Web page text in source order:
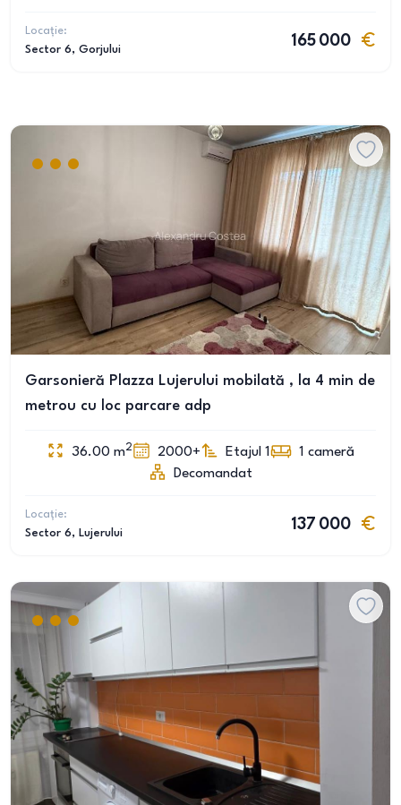
Locație:
Sector 6, Gorjului
165 000
Garsonieră Plazza Lujerului mobilată , la 4 min de
metrou cu loc parcare adp
36.00 m2 2000+ Etajul 1 1 cameră
Decomandat
Locație:
Sector 6, Lujerului
137 000